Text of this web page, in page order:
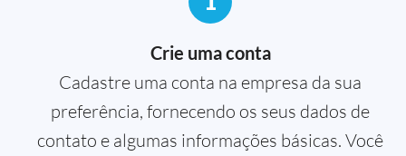
Crie uma conta
Cadastre uma conta na empresa da sua
preferência, fornecendo os seus dados de
contato e algumas informações básicas. Você